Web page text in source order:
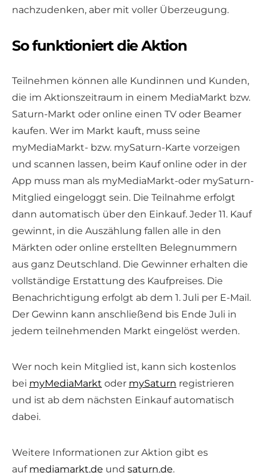
nachzudenken, aber mit voller Überzeugung.
So funktioniert die Aktion
Teilnehmen können alle Kundinnen und Kunden,
die im Aktionszeitraum in einem MediaMarkt bzw.
Saturn-Markt oder online einen TV oder Beamer
kaufen. Wer im Markt kauft, muss seine
myMediaMarkt- bzw. mySaturn-Karte vorzeigen
und scannen lassen, beim Kauf online oder in der
App muss man als myMediaMarkt-oder mySaturn-
Mitglied eingeloggt sein. Die Teilnahme erfolgt
dann automatisch über den Einkauf. Jeder 11. Kauf
gewinnt, in die Auszählung fallen alle in den
Märkten oder online erstellten Belegnummern
aus ganz Deutschland. Die Gewinner erhalten die
vollständige Erstattung des Kaufpreises. Die
Benachrichtigung erfolgt ab dem 1. Juli per E-Mail.
Der Gewinn kann anschließend bis Ende Juli in
jedem teilnehmenden Markt eingelöst werden.
Wer noch kein Mitglied ist, kann sich kostenlos
bei myMediaMarkt oder mySaturn registrieren
und ist ab dem nächsten Einkauf automatisch
dabei.
Weitere Informationen zur Aktion gibt es
auf mediamarkt.de und saturn.de.